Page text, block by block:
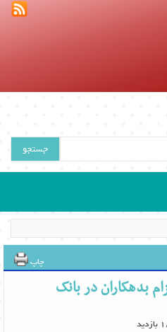
جستجو
چاپ
بدهکاران در بانک